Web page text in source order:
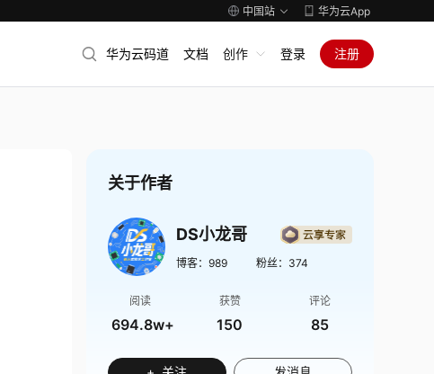
中国站 华为云App
华为云码道 文档 创作 登录 注册
关于作者
DS小龙哥
博客： 989 粉丝： 374
阅读
694.8w+
获赞
150
评论
85